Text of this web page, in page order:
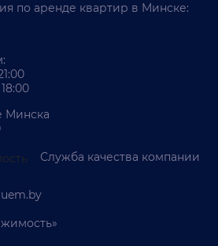
по аренде квартир в Минске:
Минска
Служба качества компании